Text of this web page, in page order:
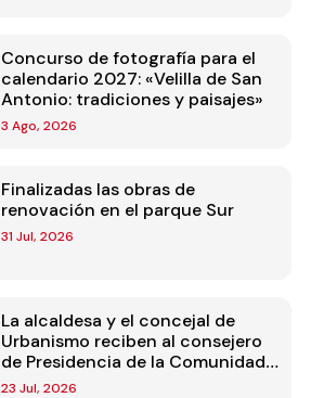
Concurso de fotografía para el
calendario 2027: «Velilla de San
Antonio: tradiciones y paisajes»
3 Ago, 2026
Finalizadas las obras de
renovación en el parque Sur
31 Jul, 2026
La alcaldesa y el concejal de
Urbanismo reciben al consejero
de Presidencia de la Comunidad
de Madrid
23 Jul, 2026